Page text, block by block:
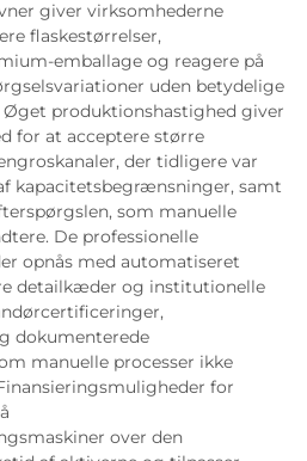
giver virksomhederne
flaskestørrelser,
emballage og reagere på
uden betydelige
produktionshastighed giver
for at acceptere større
der tidligere var
kapacitetsbegrænsninger, samt
som manuelle
De professionelle
opnås med automatiseret
detailkæder og institutionelle
dokumenterede
manuelle processer ikke
for
over den